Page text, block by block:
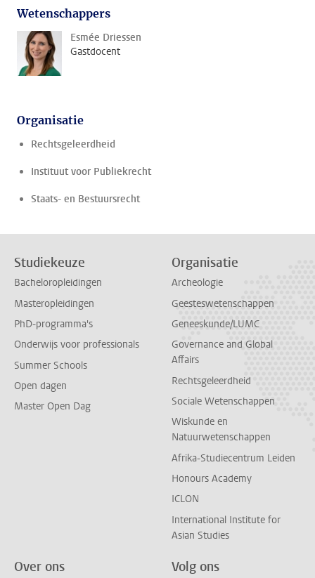
Wetenschappers
Esmée Driessen
Gastdocent
Organisatie
Rechtsgeleerdheid
Instituut voor Publiekrecht
Staats- en Bestuursrecht
Studiekeuze
Bacheloropleidingen
Masteropleidingen
PhD-programma's
Onderwijs voor professionals
Summer Schools
Open dagen
Master Open Dag
Organisatie
Archeologie
Geesteswetenschappen
Geneeskunde/LUMC
Governance and Global
Affairs
Rechtsgeleerdheid
Sociale Wetenschappen
Wiskunde en
Natuurwetenschappen
Afrika-Studiecentrum Leiden
Honours Academy
ICLON
International Institute for
Asian Studies
Over ons Volg ons